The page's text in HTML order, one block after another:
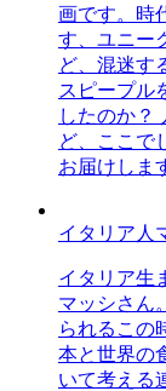
画です。時
す、ユニー
ど、混迷す
スピープル
したのか？
ど、ここで
お届けしま
イタリア人
イタリア生
マッシさん
られるこの
本と世界の
いて考える